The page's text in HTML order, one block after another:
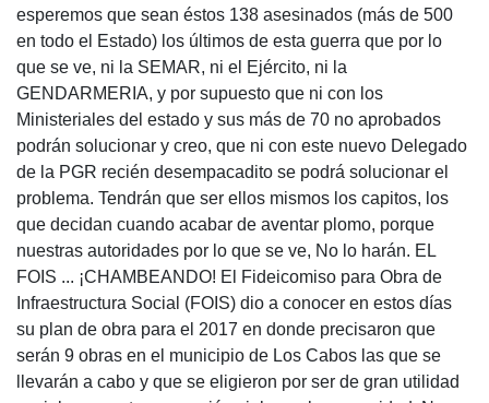
esperemos que sean éstos 138 asesinados (más de 500
en todo el Estado) los últimos de esta guerra que por lo
que se ve, ni la SEMAR, ni el Ejército, ni la
GENDARMERIA, y por supuesto que ni con los
Ministeriales del estado y sus más de 70 no aprobados
podrán solucionar y creo, que ni con este nuevo Delegado
de la PGR recién desempacadito se podrá solucionar el
problema. Tendrán que ser ellos mismos los capitos, los
que decidan cuando acabar de aventar plomo, porque
nuestras autoridades por lo que se ve, No lo harán. EL
FOIS ... ¡CHAMBEANDO! El Fideicomiso para Obra de
Infraestructura Social (FOIS) dio a conocer en estos días
su plan de obra para el 2017 en donde precisaron que
serán 9 obras en el municipio de Los Cabos las que se
llevarán a cabo y que se eligieron por ser de gran utilidad